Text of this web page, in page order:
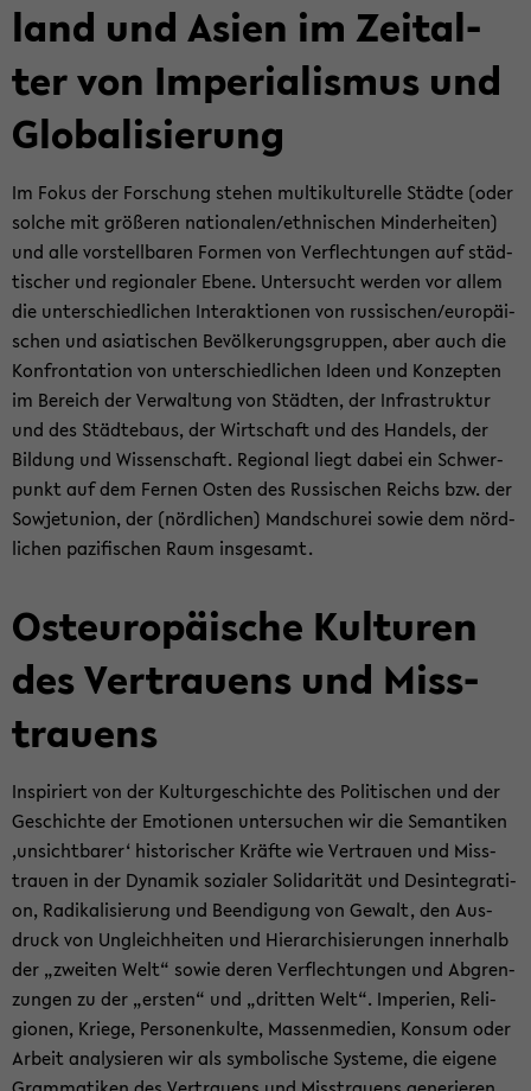
land und Asien im Zeit­al­
ter von Im­pe­ria­lis­mus und
Glo­ba­li­sie­rung
Im Fokus der For­schung ste­hen mul­ti­kul­tu­rel­le Städ­te (oder
sol­che mit grö­ße­ren na­tio­na­len/eth­ni­schen Min­der­hei­ten)
und alle vor­stell­ba­ren For­men von Ver­flech­tun­gen auf städ­
ti­scher und re­gio­na­ler Ebene. Un­ter­sucht wer­den vor allem
die un­ter­schied­li­chen In­ter­ak­tio­nen von rus­si­schen/eu­ro­päi­
schen und asia­ti­schen Be­völ­ke­rungs­grup­pen, aber auch die
Kon­fron­ta­ti­on von un­ter­schied­li­chen Ideen und Kon­zep­ten
im Be­reich der Ver­wal­tung von Städ­ten, der In­fra­struk­tur
und des Städ­te­baus, der Wirt­schaft und des Han­dels, der
Bil­dung und Wis­sen­schaft. Re­gio­nal liegt dabei ein Schwer­
punkt auf dem Fer­nen Osten des Rus­si­schen Reichs bzw. der
So­wjet­uni­on, der (nörd­li­chen) Man­dschu­rei sowie dem nörd­
li­chen pa­zi­fi­schen Raum ins­ge­samt.
Ost­eu­ro­päi­sche Kul­tu­ren
des Ver­trau­ens und Miss­
trau­ens
In­spi­riert von der Kul­tur­ge­schich­te des Po­li­ti­schen und der
Ge­schich­te der Emo­tio­nen un­ter­su­chen wir die Se­man­ti­ken
‚un­sicht­ba­rer‘ his­to­ri­scher Kräf­te wie Ver­trau­en und Miss­
trau­en in der Dy­na­mik so­zia­ler So­li­da­ri­tät und Des­in­te­gra­ti­
on, Ra­di­ka­li­sie­rung und Be­en­di­gung von Ge­walt, den Aus­
druck von Un­gleich­hei­ten und Hier­ar­chi­sie­run­gen in­ner­halb
der „zwei­ten Welt“ sowie deren Ver­flech­tun­gen und Ab­gren­
zun­gen zu der „ers­ten“ und „drit­ten Welt“. Im­pe­ri­en, Re­li­
gio­nen, Krie­ge, Per­so­nen­kul­te, Mas­sen­me­di­en, Kon­sum oder
Ar­beit ana­ly­sie­ren wir als sym­bo­li­sche Sys­te­me, die ei­ge­ne